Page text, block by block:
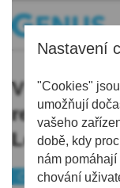
Nastavení
"Cookies"
umožňují
vašeho
době, kdy
nám
chování
V plejádě
revoluce
Leninovy
Českolipsko